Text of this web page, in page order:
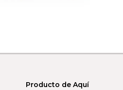
Producto de Aquí